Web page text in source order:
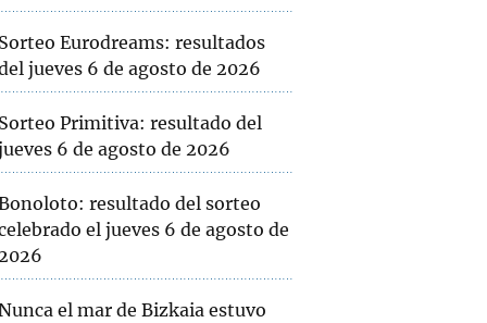
Eurodreams: resultados
jueves 6 de agosto de 2026
Primitiva: resultado del
6 de agosto de 2026
resultado del sorteo
el jueves 6 de agosto de
el mar de Bizkaia estuvo